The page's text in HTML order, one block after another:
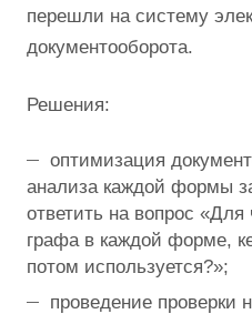
перешли на систему
документооборота.
Решения:
оптимизация
анализа каждой формы
ответить на вопрос «Для
графа в каждой форме,
потом используется?»;
проведение проверки